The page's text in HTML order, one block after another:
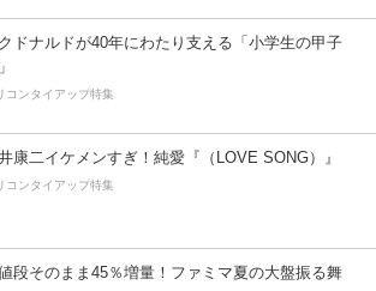
ドナルドが40年にわたり支える「小学生の甲子
コンタイアップ特集
康二イケメンすぎ！純愛『（LOVE SONG）』
コンタイアップ特集
段そのまま45％増量！ファミマ夏の大盤振る舞